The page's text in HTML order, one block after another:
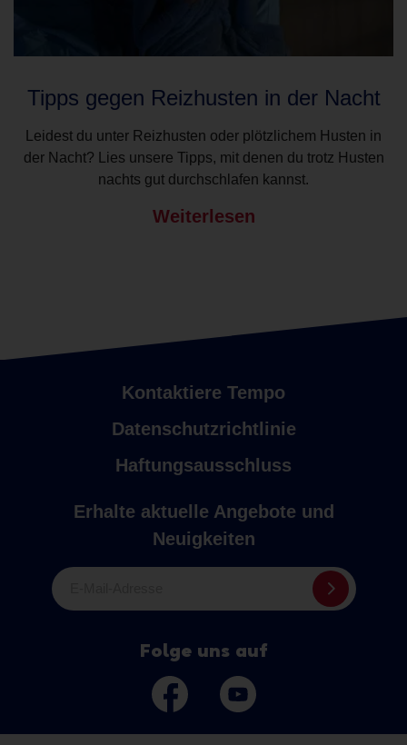
Tipps gegen Reizhusten in der Nacht
Leidest du unter Reizhusten oder plötzlichem Husten in
der Nacht? Lies unsere Tipps, mit denen du trotz Husten
nachts gut durchschlafen kannst.
Weiterlesen
Kontaktiere Tempo
Datenschutzrichtlinie
Haftungsausschluss
Erhalte aktuelle Angebote und
Neuigkeiten
Folge uns auf